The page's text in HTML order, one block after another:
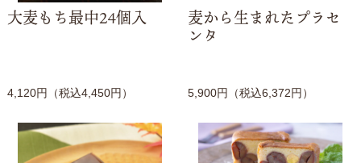
大麦もち最中24個入
4,120円（税込4,450円）
麦から生まれたプラセ
ンタ
5,900円（税込6,372円）